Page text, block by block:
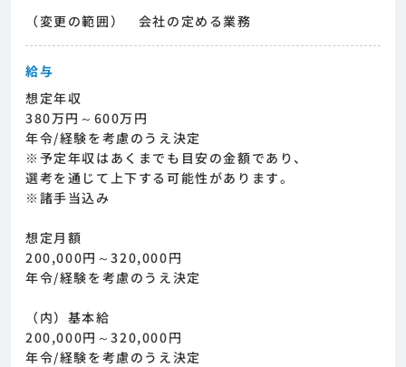
（変更の範囲） 会社の定める業務
給与
想定年収
380万円～600万円
年令/経験を考慮のうえ決定
※予定年収はあくまでも目安の金額であり、
選考を通じて上下する可能性があります。
※諸手当込み
想定月額
200,000円～320,000円
年令/経験を考慮のうえ決定
（内）基本給
200,000円～320,000円
年令/経験を考慮のうえ決定